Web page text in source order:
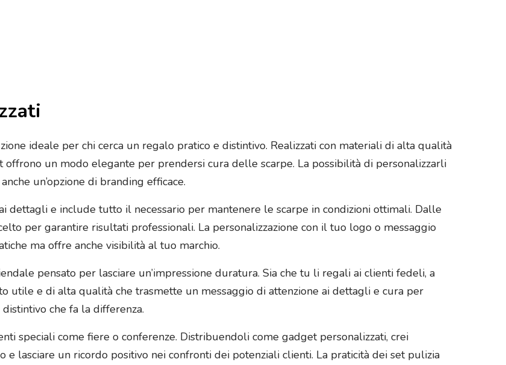
ideale per chi cerca un regalo pratico e distintivo. Realizzati con materiali di alta qualità
un modo elegante per prendersi cura delle scarpe. La possibilità di personalizzarli
un’opzione di branding efficace.
dettagli e include tutto il necessario per mantenere le scarpe in condizioni ottimali. Dalle
per garantire risultati professionali. La personalizzazione con il tuo logo o messaggio
ma offre anche visibilità al tuo marchio.
pensato per lasciare un’impressione duratura. Sia che tu li regali ai clienti fedeli, a
utile e di alta qualità che trasmette un messaggio di attenzione ai dettagli e cura per
che fa la differenza.
speciali come fiere o conferenze. Distribuendoli come gadget personalizzati, crei
e lasciare un ricordo positivo nei confronti dei potenziali clienti. La praticità dei set pulizia